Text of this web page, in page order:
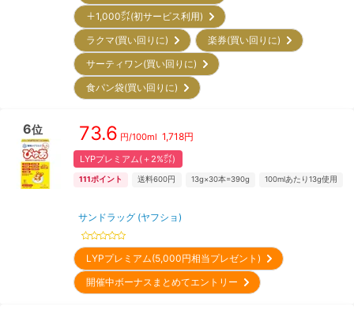
＋1,000㌽(初サービス利用)
ラクマ(買い回りに)
楽券(買い回りに)
サーティワン(買い回りに)
食パン袋(買い回りに)
6位 73.6 円/100ml 1,718円
LYPプレミアム(＋2%㌽)
111 ポイント 送料600円 13g×30本=390g 100mlあたり13g使用
サンドラッグ (ヤフショ)
LYPプレミアム(5,000円相当プレゼント)
開催中ボーナスまとめてエントリー